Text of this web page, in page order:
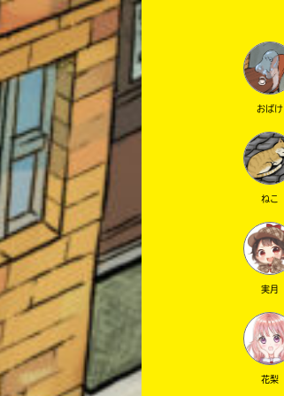
おばけ
ねこ
実月
花梨